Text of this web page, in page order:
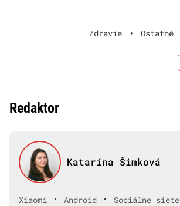
Zdravie • Ostatné
Redaktor
Katarína Šimková
Xiaomi • Android •
Sociálne siete